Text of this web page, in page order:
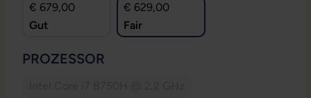
€ 679,00
Gut
€ 629,00
Fair
PROZESSOR